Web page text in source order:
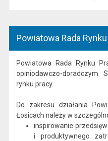
Powiatowa Rada
Powiatowa Rada Rynku
opiniodawczo-doradczym
rynku pracy.
Do zakresu działania
Łosicach należy w
inspirowanie
i produktywnego